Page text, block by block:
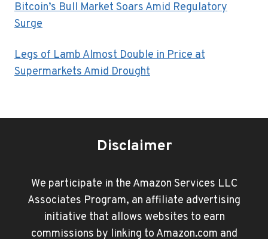
Bitcoin’s Bull Market Soars Amid Regulatory
Surge
Legs of Lamb Almost Double in Price at
Supermarkets Amid Drought
Disclaimer
We participate in the Amazon Services LLC
Associates Program, an affiliate advertising
initiative that allows websites to earn
commissions by linking to Amazon.com and